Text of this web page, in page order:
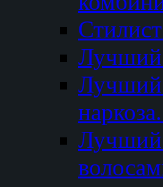
Лучший
Лучший
Лучший